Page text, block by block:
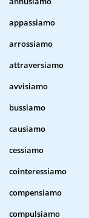
appassiamo
arrossiamo
attraversiamo
avvisiamo
bussiamo
causiamo
cessiamo
cointeressiamo
compensiamo
compulsiamo